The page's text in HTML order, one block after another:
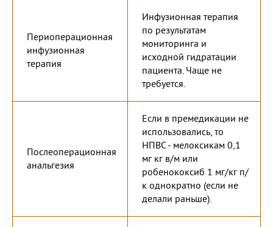
Периоперационная
инфузионная
терапия
Инфузионная терапия
по результатам
мониторинга и
исходной гидратации
пациента. Чаще не
требуется.
Послеоперационная
анальгезия
Если в премедикации не
использовались, то
НПВС - мелоксикам 0,1
мг кг в/м или
робенококсиб 1 мг/кг п/
к однократно (если не
делали раньше).